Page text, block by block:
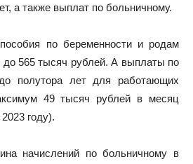
а также выплат по больничному.
по беременности и родам
до 565 тысяч рублей. А выплаты по
полутора лет для работающих
49 тысяч рублей в месяц
году).
начислений по больничному в